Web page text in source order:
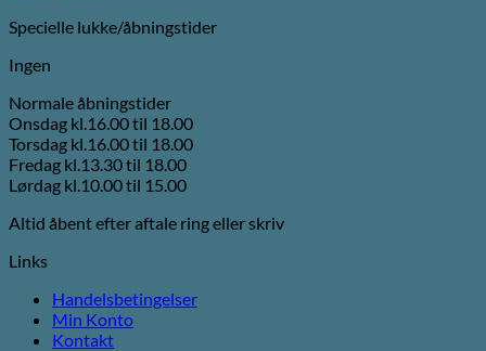
Specielle lukke/åbningstider
Ingen
Normale åbningstider
Onsdag kl.16.00 til 18.00
Torsdag kl.16.00 til 18.00
Fredag kl.13.30 til 18.00
Lørdag kl.10.00 til 15.00
Altid åbent efter aftale ring eller skriv
Links
Handelsbetingelser
Min Konto
Kontakt